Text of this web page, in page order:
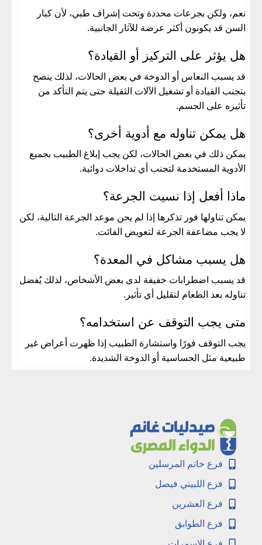
نعم، ولكن بجرعات محددة وتحت إشراف طبي، لأن كبار
السن قد يكونون أكثر عرضة للآثار الجانبية.
هل يؤثر على التركيز أو القيادة؟
قد يسبب النعاس أو الدوخة في بعض الحالات، لذلك ينصح
بتجنب القيادة أو تشغيل الآلات الثقيلة حتى يتم التأكد من
تأثيره على الجسم.
هل يمكن تناوله مع أدوية أخرى؟
يمكن ذلك في بعض الحالات، لكن يجب إبلاغ الطبيب بجميع
الأدوية المستخدمة لتجنب أي تداخلات دوائية.
ماذا أفعل إذا نسيت الجرعة؟
يمكن تناولها فور تذكرها إذا لم يحن موعد الجرعة التالية، لكن
لا يجب مضاعفة الجرعة لتعويض الفائت.
هل يسبب مشاكل في المعدة؟
قد يسبب اضطرابات خفيفة لدى بعض الأشخاص، لذلك يُفضل
تناوله بعد الطعام لتقليل أي تأثير.
متى يجب التوقف عن استخدامه؟
يجب التوقف فورًا واستشارة الطبيب إذا ظهرت أعراض غير
طبيعية مثل الحساسية أو الدوخة الشديدة.
فرع خاتم المرسلين
فرع اللبيني فيصل
فرع العشرين
فرع الطوابق